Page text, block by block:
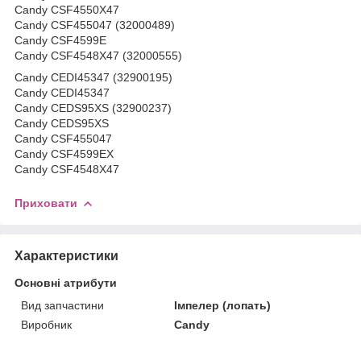
Candy CSF4550X47
Candy CSF455047 (32000489)
Candy CSF4599E
Candy CSF4548X47 (32000555)
Candy CEDI45347 (32900195)
Candy CEDI45347
Candy CEDS95XS (32900237)
Candy CEDS95XS
Candy CSF455047
Candy CSF4599EX
Candy CSF4548X47
Приховати
Характеристики
Основні атрибути
Вид запчастини
Імпелер (лопать)
Виробник
Candy